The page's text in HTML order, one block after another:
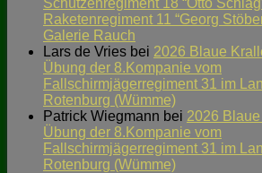
Raketenregiment 11 “Georg
Galerie Rauch
Lars de Vries bei 2026 Blaue
Übung der 8.Kompanie vom
Fallschirmjägerregiment 31 im
Rotenburg (Wümme)
Patrick Wiegmann bei 2026
Übung der 8.Kompanie vom
Fallschirmjägerregiment 31 im
Rotenburg (Wümme)